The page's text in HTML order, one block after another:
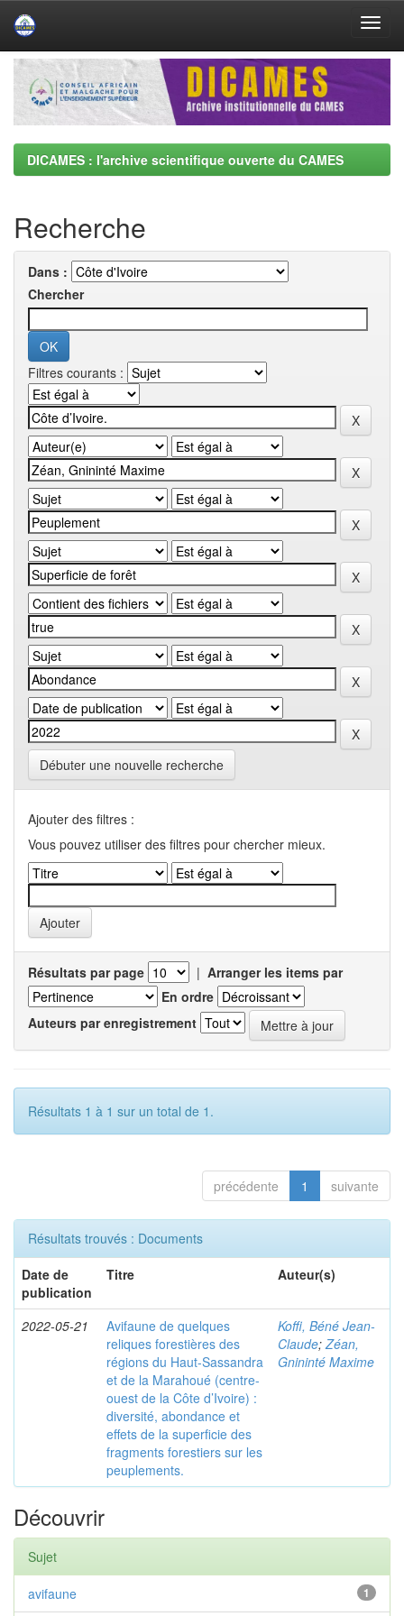
Skip
navigation
DICAMES : l'archive scientifique ouverte du CAMES
Recherche
Dans :
Chercher
Filtres courants :
Débuter une nouvelle recherche
Ajouter des filtres :
Vous pouvez utiliser des filtres pour chercher mieux.
Résultats par page | Arranger les items par
En ordre
Auteurs par enregistrement
Résultats 1 à 1 sur un total de 1.
précédente 1 suivante
Résultats trouvés : Documents
Date de
publication
Titre Auteur(s)
2022-05-21
Avifaune de quelques
reliques forestières des
régions du Haut-Sassandra
et de la Marahoué (centre-
ouest de la Côte d’Ivoire) :
diversité, abondance et
effets de la superficie des
fragments forestiers sur les
peuplements.
Koffi, Béné Jean-
Claude; Zéan,
Gnininté Maxime
Découvrir
Sujet
1
avifaune